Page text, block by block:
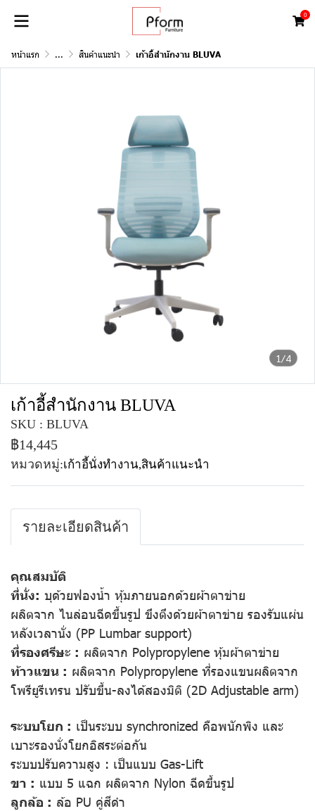
0
หน้าแรก ... สินค้าแนะนำ เก้าอี้สำนักงาน BLUVA
1/4
เก้าอี้สำนักงาน BLUVA
SKU : BLUVA
฿14,445
หมวดหมู่:เก้าอี้นั่งทำงาน,สินค้าแนะนำ
รายละเอียดสินค้า
คุณสมบัติ
ที่นั่ง: บุด้วยฟองน้ำ หุ้มภายนอกด้วยผ้าตาข่าย
ผลิตจาก ไนล่อนฉีดขึ้นรูป ขึงตึงด้วยผ้าตาข่าย รองรับแผ่น
หลังเวลานั่ง (PP Lumbar support)
ที่รองศรีษะ : ผลิตจาก Polypropylene หุ้มผ้าตาข่าย
ท้าวแขน : ผลิตจาก Polypropylene ที่รองแขนผลิตจาก
โพรียูรีเทรน ปรับขึ้น-ลงได้สองมิติ (2D Adjustable arm)
ระบบโยก : เป็นระบบ synchronized คือพนักพิง และ
เบาะรองนั่งโยกอิสระต่อกัน
ระบบปรับความสูง : เป็นแบบ Gas-Lift
ขา : แบบ 5 แฉก ผลิตจาก Nylon ฉีดขึ้นรูป
ลูกล้อ : ล้อ PU คู่สีดำ